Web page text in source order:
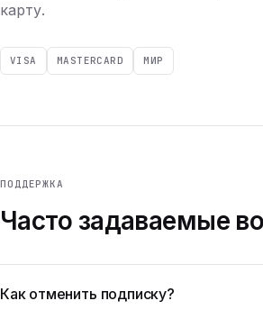
карту.
VISA MASTERCARD МИР
ПОДДЕРЖКА
Часто задаваемые
Как отменить подписку?